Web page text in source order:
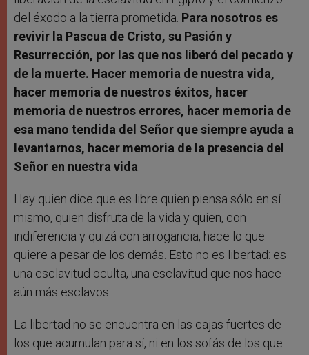
del éxodo a la tierra prometida. Para nosotros es
revivir la Pascua de Cristo, su Pasión y
Resurrección, por las que nos liberó del pecado y
de la muerte. Hacer memoria de nuestra vida,
hacer memoria de nuestros éxitos, hacer
memoria de nuestros errores, hacer memoria de
esa mano tendida del Señor que siempre ayuda a
levantarnos, hacer memoria de la presencia del
Señor en nuestra vida
Hay quien dice que es libre quien piensa sólo en sí
mismo, quien disfruta de la vida y quien, con
indiferencia y quizá con arrogancia, hace lo que
quiere a pesar de los demás. Esto no es libertad: es
una esclavitud oculta, una esclavitud que nos hace
aún más esclavos.
La libertad no se encuentra en las cajas fuertes de
los que acumulan para sí, ni en los sofás de los que